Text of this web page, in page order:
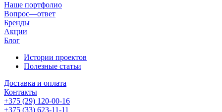
Наше портфолио
Вопрос—ответ
Бренды
Акции
Блог
Истории проектов
Полезные статьи
Доставка и оплата
Контакты
+375 (29) 120-00-16
+375 (33) 623-11-11